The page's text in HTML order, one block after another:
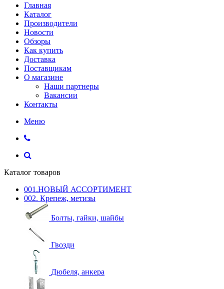
Главная
Каталог
Производители
Новости
Обзоры
Как купить
Доставка
Поставщикам
О магазине
Наши партнеры
Вакансии
Контакты
Меню
Каталог товаров
001.НОВЫЙ АССОРТИМЕНТ
002. Крепеж, метизы
Болты, гайки, шайбы
Гвозди
Дюбеля, анкера